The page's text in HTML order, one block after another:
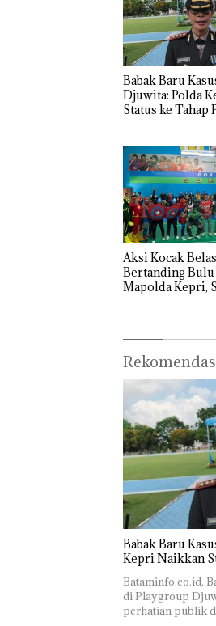
Babak Baru
Djuwita: Polda
Status ke Tahap
Aksi Kocak
Bertanding
Mapolda Kepri,
Babak Baru
Kepri Naikkan
Bataminfo.co.id,
di Playgroup
perhatian publik